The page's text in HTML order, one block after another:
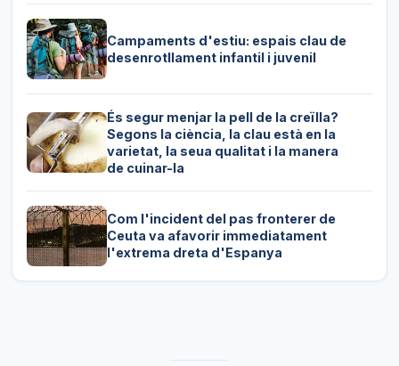
Campaments d'estiu: espais clau de
desenrotllament infantil i juvenil
És segur menjar la pell de la creïlla?
Segons la ciència, la clau està en la
varietat, la seua qualitat i la manera
de cuinar-la
Com l'incident del pas fronterer de
Ceuta va afavorir immediatament
l'extrema dreta d'Espanya